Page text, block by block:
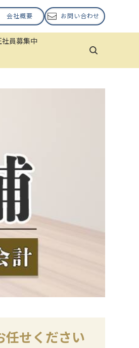
員募集中
会社概要 お問い合わせ
任せください